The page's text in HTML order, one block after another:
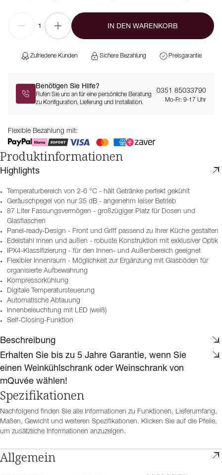
1 IN DEN WARENKORB
Zufriedene Kunden Sichere Bezahlung Preisgarantie
Benötigen Sie Hilfe?
Rufen Sie uns an für eine persönliche Beratung
zu Konfiguration, Lieferung und Installation.
0351 85033790
Mo-Fr: 9-17 Uhr
Flexible Bezahlung mit:
Produktinformationen
Highlights
Temperaturbereich von 2-6 °C - hält Getränke perfekt gekühlt
Geräuschpegel von nur 35 dB - angenehm leiser Betrieb
87 Liter Fassungsvermögen - großzügiger Platz für Dosen und
Glasflaschen
Panel-ready-Design - Front und Griff passend zu Ihrer Küche gestalten
Edelstahl innen und außen - robuste Konstruktion mit exklusiver Optik
IPX4-Klassifizierung - für den Innen- und Außenbereich geeignet
Flexibler Innenraum - Möglichkeit zur Ergänzung mit Glasböden für
organisierte Aufbewahrung
Kompressorkühlung
Digitale Temperatursteuerung
Automatische Abtauung
Innenbeleuchtung mit LED (weiß)
Self-Closing-Funktion
Beschreibung
Erhalten Sie bis zu 5 Jahre Garantie, wenn Sie
einen Weinkühlschrank oder Weinschrank von
mQuvée wählen!
Spezifikationen
Nachfolgend finden Sie alle Informationen zu Funktionen, Lieferumfang,
Maßen, Gewicht und weiteren Spezifikationen. Klicken Sie auf die Pfeile,
um zusätzliche Informationen anzuzeigen.
Allgemein